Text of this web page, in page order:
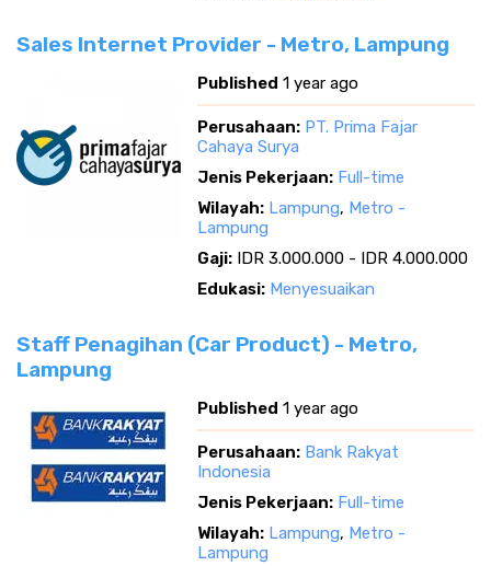
Sales Internet Provider - Metro, Lampung
Published 1 year ago
Perusahaan: PT. Prima Fajar
Cahaya Surya
Jenis Pekerjaan: Full-time
Wilayah: Lampung, Metro -
Lampung
Gaji: IDR 3.000.000 - IDR 4.000.000
Edukasi: Menyesuaikan
Staff Penagihan (Car Product) - Metro,
Lampung
Published 1 year ago
Perusahaan: Bank Rakyat
Indonesia
Jenis Pekerjaan: Full-time
Wilayah: Lampung, Metro -
Lampung